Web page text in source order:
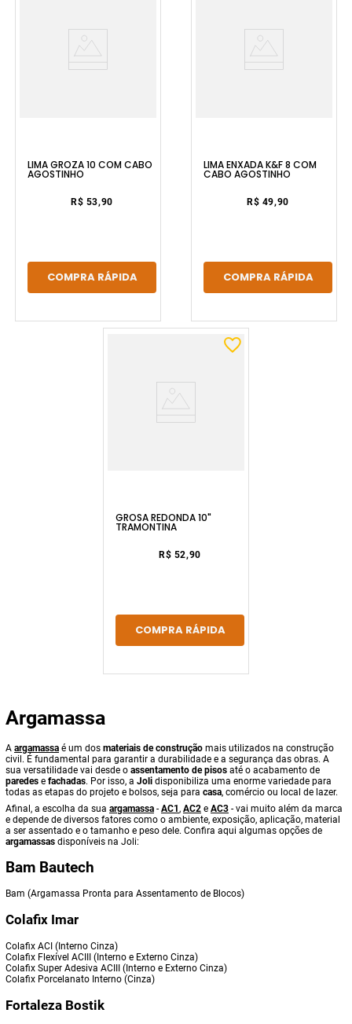
LIMA GROZA 10 COM CABO
AGOSTINHO
R$ 53,90
COMPRA RÁPIDA
LIMA ENXADA K&F 8 COM
CABO AGOSTINHO
R$ 49,90
COMPRA RÁPIDA
GROSA REDONDA 10"
TRAMONTINA
R$ 52,90
COMPRA RÁPIDA
Argamassa
A argamassa é um dos materiais de construção mais utilizados na construção
civil. É fundamental para garantir a durabilidade e a segurança das obras. A
sua versatilidade vai desde o assentamento de pisos até o acabamento de
paredes e fachadas. Por isso, a Joli disponibiliza uma enorme variedade para
todas as etapas do projeto e bolsos, seja para casa, comércio ou local de lazer.
Afinal, a escolha da sua argamassa - AC1 , AC2 e AC3 - vai muito além da marca
e depende de diversos fatores como o ambiente, exposição, aplicação, material
a ser assentado e o tamanho e peso dele. Confira aqui algumas opções de
argamassas disponíveis na Joli:
Bam Bautech
Bam (Argamassa Pronta para Assentamento de Blocos)
Colafix Imar
Colafix ACI (Interno Cinza)
Colafix Flexível ACIII (Interno e Externo Cinza)
Colafix Super Adesiva ACIII (Interno e Externo Cinza)
Colafix Porcelanato Interno (Cinza)
Fortaleza Bostik